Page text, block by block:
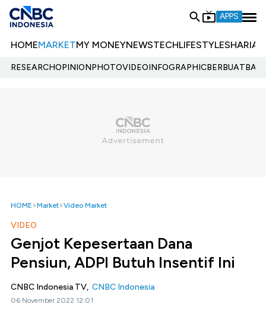
APPS
HOMEMARKETMY MONEYNEWSTECHLIFESTYLESHARIA
RESEARCHOPINIONPHOTOVIDEOINFOGRAPHIC
HOME Market Video Market
VIDEO
Genjot Kepesertaan Dana
Pensiun, ADPI Butuh Insentif Ini
CNBC Indonesia TV, CNBC Indonesia
06 November 2022 12:01